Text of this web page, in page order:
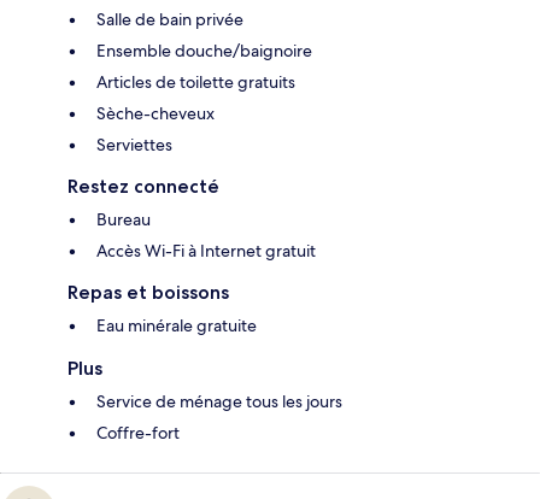
Salle de bain privée
Ensemble douche/baignoire
Articles de toilette gratuits
Sèche-cheveux
Serviettes
Restez connecté
Bureau
Accès Wi-Fi à Internet gratuit
Repas et boissons
Eau minérale gratuite
Plus
Service de ménage tous les jours
Coffre-fort